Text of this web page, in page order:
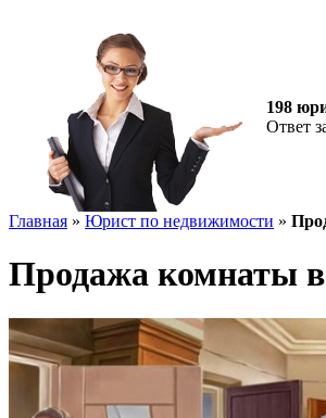
198
Ответ
Главная » Юрист по недвижимости »
Продажа комнаты